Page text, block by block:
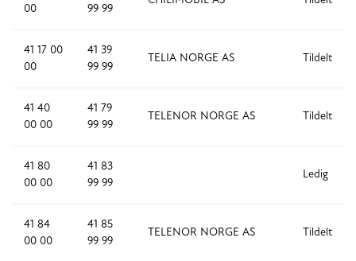
00
99 99
41 17 00
00
41 39
99 99
TELIA NORGE AS Tildelt
41 40
00 00
41 79
99 99
TELENOR NORGE AS Tildelt
41 80
00 00
41 83
99 99
Ledig
41 84
00 00
41 85
99 99
TELENOR NORGE AS Tildelt